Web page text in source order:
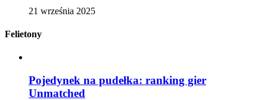
21 września 2025
Felietony
Pojedynek na pudełka: ranking gier
Unmatched